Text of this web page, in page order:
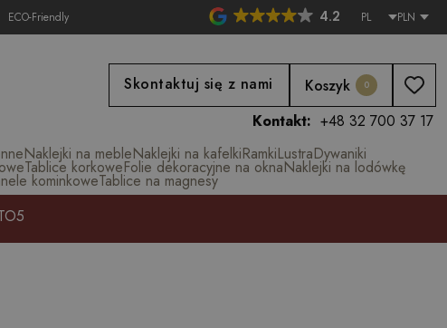
ECO-Friendly 4.2 PL PLN
Skontaktuj się z nami Koszyk 0
Kontakt: +48 32 700 37 17
Naklejki na mebleNaklejki na kafelkiRamkiLustraDywaniki
Tablice korkoweFolie dekoracyjne na oknaNaklejki na lodówkę
kominkoweTablice na magnesy